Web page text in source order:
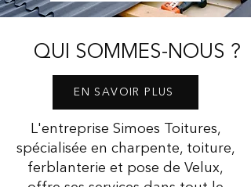
QUI SOMMES-NOUS ?
EN SAVOIR PLUS
L'entreprise Simoes Toitures,
spécialisée en charpente, toiture,
ferblanterie et pose de Velux,